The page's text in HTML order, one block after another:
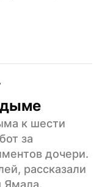
к шести
за
дочери.
рассказали
Ямала.